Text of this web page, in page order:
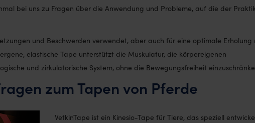
bei uns zu Fragen über die Anwendung und Probleme, auf die der
und Beschwerden verwendet, aber auch für eine optimale Erholung
elastische Tape unterstützt die Muskulatur, die körpereigenen
und zirkulatorische System, ohne die Bewegungsfreiheit
zum Tapen von Pferde
VetkinTape ist ein Kinesio-Tape für Tiere, das speziell